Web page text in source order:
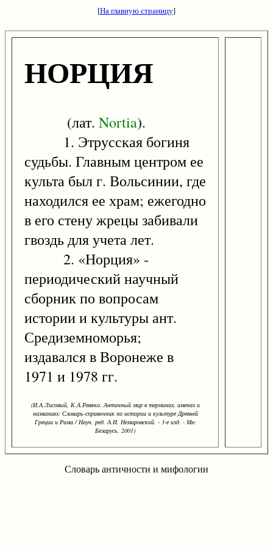
[На главную страницу]
НОРЦИЯ
(лат. Nortia).
1. Этрусская богиня
судьбы. Главным центром ее
культа был г. Вольсинии, где
находился ее храм; ежегодно
в его стену жрецы забивали
гвоздь для учета лет.
2. «Норция» -
периодический научный
сборник по вопросам
истории и культуры ант.
Средиземноморья;
издавался в Воронеже в
1971 и 1978 гг.
(И.А.Лисовый, К.А.Ревяко. Античный мир в терминах, именах и
названиях: Словарь-справочник по истории и культуре Древней
Греции и Рима / Науч. ред. А.И. Немировский. - 3-е изд. - Мн:
Беларусь, 2001)
Словарь античности и мифологии